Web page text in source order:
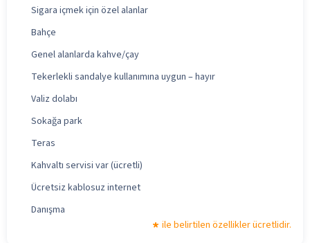
Sigara içmek için özel alanlar
Bahçe
Genel alanlarda kahve/çay
Tekerlekli sandalye kullanımına uygun – hayır
Valiz dolabı
Sokağa park
Teras
Kahvaltı servisi var (ücretli)
Ücretsiz kablosuz internet
Danışma
ile belirtilen özellikler ücretlidir.